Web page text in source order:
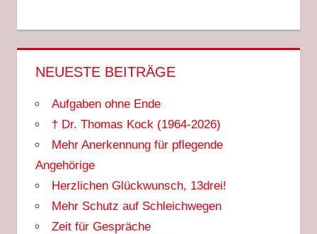
NEUESTE BEITRÄGE
Aufgaben ohne Ende
† Dr. Thomas Kock (1964-2026)
Mehr Anerkennung für pflegende
Angehörige
Herzlichen Glückwunsch, 13drei!
Mehr Schutz auf Schleichwegen
Zeit für Gespräche